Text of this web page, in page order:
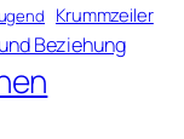
Krummzeiler
Beziehung